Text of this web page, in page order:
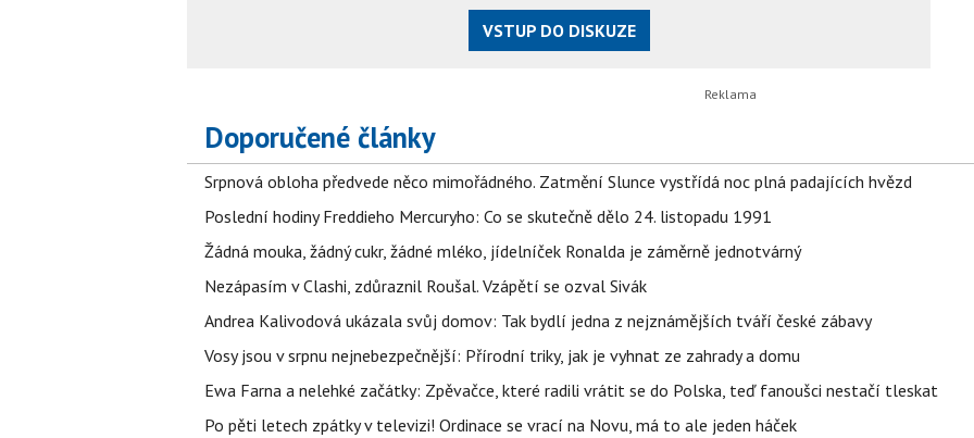
VSTUP DO DISKUZE
Doporučené články
Srpnová obloha předvede něco mimořádného. Zatmění Slunce vystřídá noc plná padajících hvězd
Poslední hodiny Freddieho Mercuryho: Co se skutečně dělo 24. listopadu 1991
Žádná mouka, žádný cukr, žádné mléko, jídelníček Ronalda je záměrně jednotvárný
Nezápasím v Clashi, zdůraznil Roušal. Vzápětí se ozval Sivák
Andrea Kalivodová ukázala svůj domov: Tak bydlí jedna z nejznámějších tváří české zábavy
Vosy jsou v srpnu nejnebezpečnější: Přírodní triky, jak je vyhnat ze zahrady a domu
Ewa Farna a nelehké začátky: Zpěvačce, které radili vrátit se do Polska, teď fanoušci nestačí tleskat
Po pěti letech zpátky v televizi! Ordinace se vrací na Novu, má to ale jeden háček